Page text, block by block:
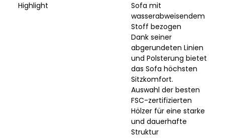
Highlight
Sofa mit
wasserabweisendem
Stoff bezogen
Dank seiner
abgerundeten Linien
und Polsterung bietet
das Sofa höchsten
Sitzkomfort.
Auswahl der besten
FSC-zertifizierten
Hölzer für eine starke
und dauerhafte
Struktur